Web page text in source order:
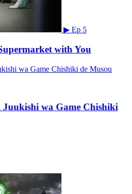
▶ Ep 5
with You
Juukishi wa Game Chishiki